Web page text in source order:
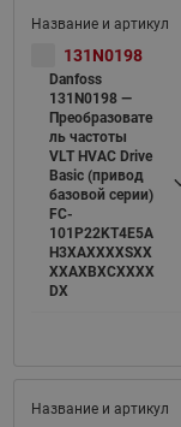
131N0198
Danfoss
131N0198 —
Преобразовате
ль частоты
VLT HVAC Drive
Basic (привод
базовой серии)
FC-
101P22KT4E5A
H3XAXXXXSXX
XXAXBXCXXXX
DX